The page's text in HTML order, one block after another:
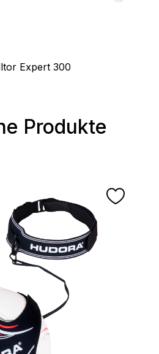
Expert 300
Produkte